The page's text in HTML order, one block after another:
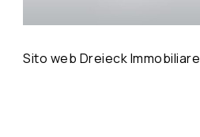
Sito web Dreieck Immobiliare